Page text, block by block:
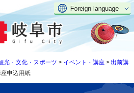
Foreign language
光・文化・スポーツ > イベント・講座 > 出前講
申込用紙